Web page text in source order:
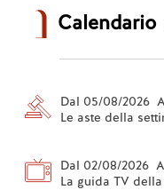
Calendario
Dal 05/08/2026
Le aste della
Dal 02/08/2026
La guida TV